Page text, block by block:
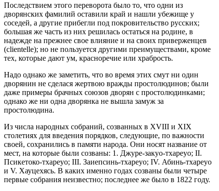
Последствием этого переворота было то, что одни из
дворянских фамилий оставили край и нашли убежище у
соседей, а другие прибегли под покровительство русских;
большая же часть из них решилась остаться на родине, в
надежде на прежнее свое влияние и на своих приверженцев
(clientelle); но не пользуется другими преимуществами, кроме
тех, которые дают ум, красноречие или храбрость.
Надо однако же заметить, что во время этих смут ни один
дворянин не сделася жертвою вражды простолюдинов; были
даже примеры брачных союзов дворян с простолюдинками;
однако же ни одна дворянка не вышла замуж за
простолюдина.
Из числа народных собраний, созванных в XVIII и XIX
столетиях для введения порядков, следующие, по важности
своей, сохранились в памяти народа. Они носят название от
мест, на которые были созваны: 1. Джуре-закуо-тхареуо; II.
Псикетоко-тхареуо; III. Заиепсинь-тхареуо; IV. Абинь-тхареуо
и V. Хауцехясь. В каких именно годах созваны были четыре
первые собрания неизвестно; последнее же было в 1822 году.